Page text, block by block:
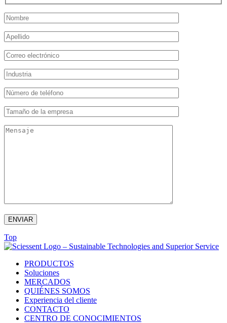
ENVIAR
Top
PRODUCTOS
Soluciones
MERCADOS
QUIÉNES SOMOS
Experiencia del cliente
CONTACTO
CENTRO DE CONOCIMIENTOS